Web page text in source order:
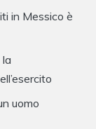
in Messico è
uomo